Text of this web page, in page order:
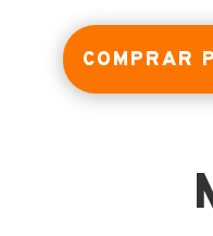
COMPRAR